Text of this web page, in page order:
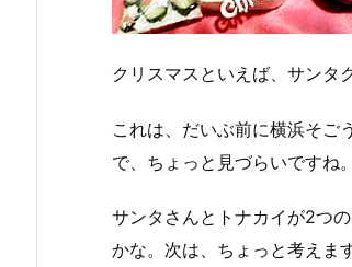
クリスマスといえば、サンタ
これは、だいぶ前に横浜そご
で、ちょっと見づらいですね。
サンタさんとトナカイが2つ
かな。次は、ちょっと考えます